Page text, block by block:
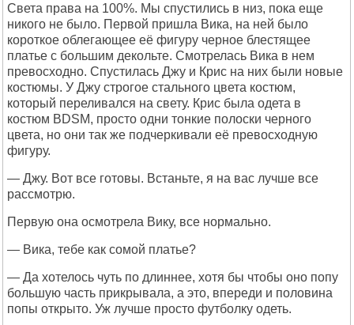
Света права на 100%. Мы спустились в низ, пока еще
никого не было. Первой пришла Вика, на ней было
короткое облегающее её фигуру черное блестящее
платье с большим декольте. Смотрелась Вика в нем
превосходно. Спустилась Джу и Крис на них были новые
костюмы. У Джу строгое стального цвета костюм,
который переливался на свету. Крис была одета в
костюм BDSM, просто одни тонкие полоски черного
цвета, но они так же подчеркивали её превосходную
фигуру.
— Джу. Вот все готовы. Встаньте, я на вас лучше все
рассмотрю.
Первую она осмотрела Вику, все нормально.
— Вика, тебе как сомой платье?
— Да хотелось чуть по длиннее, хотя бы чтобы оно попу
большую часть прикрывала, а это, впереди и половина
попы открыто. Уж лучше просто футболку одеть.